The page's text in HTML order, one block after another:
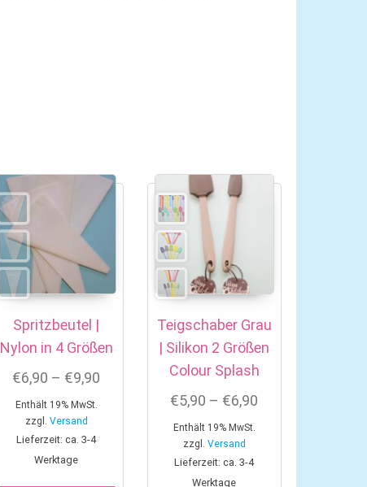
Spritzbeutel |
Nylon in 4 Größen
€6,90 – €9,90 Preisspanne: €6,90 bis €9,90
Enthält 19% MwSt.
zzgl. Versand
Lieferzeit: ca. 3-4
Werktage
Teigschaber Grau
| Silikon 2 Größen
Colour Splash
€5,90 – €6,90
Enthält 19% MwSt.
zzgl. Versand
Lieferzeit: ca. 3-4
Werktage